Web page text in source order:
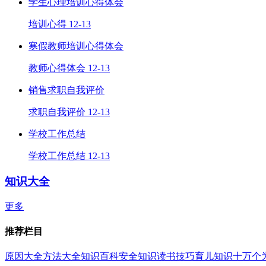
学生心理培训心得体会
培训心得 12-13
寒假教师培训心得体会
教师心得体会 12-13
销售求职自我评价
求职自我评价 12-13
学校工作总结
学校工作总结 12-13
知识大全
更多
推荐栏目
原因大全方法大全知识百科安全知识读书技巧育儿知识十万个